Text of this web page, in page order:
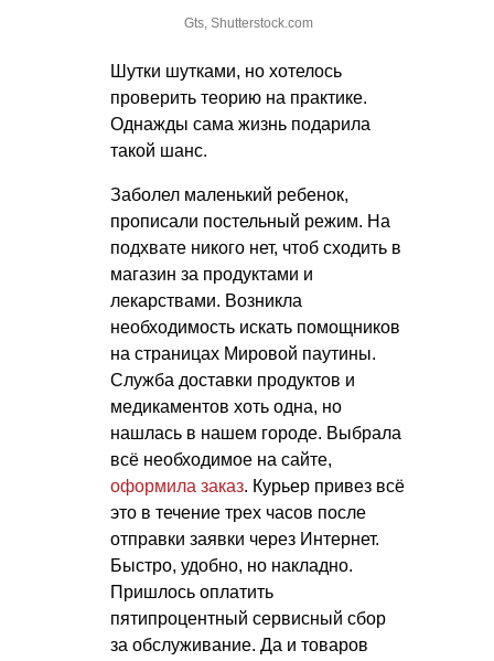
Gts, Shutterstock.com
Шутки шутками, но хотелось
проверить теорию на практике.
Однажды сама жизнь подарила
такой шанс.
Заболел маленький ребенок,
прописали постельный режим. На
подхвате никого нет, чтоб сходить в
магазин за продуктами и
лекарствами. Возникла
необходимость искать помощников
на страницах Мировой паутины.
Служба доставки продуктов и
медикаментов хоть одна, но
нашлась в нашем городе. Выбрала
всё необходимое на сайте,
оформила заказ. Курьер привез всё
это в течение трех часов после
отправки заявки через Интернет.
Быстро, удобно, но накладно.
Пришлось оплатить
пятипроцентный сервисный сбор
за обслуживание. Да и товаров